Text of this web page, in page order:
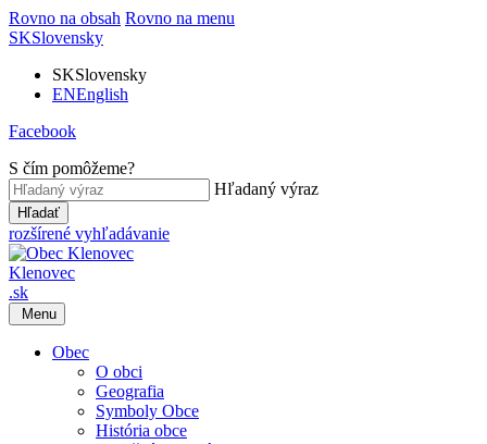
Rovno na obsah Rovno na menu
SKSlovensky
SKSlovensky
ENEnglish
Facebook
S čím pomôžeme?
Hľadaný výraz
Hľadať
rozšírené vyhľadávanie
Klenovec
.sk
Menu
Obec
O obci
Geografia
Symboly Obce
História obce